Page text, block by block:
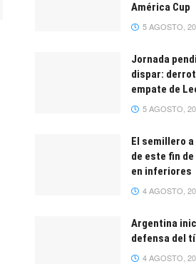
América Cup
5 AGOSTO,
Jornada
dispar:
empate de
5 AGOSTO,
El semillero
de este fin
en inferiores
4 AGOSTO,
Argentina
defensa del
4 AGOSTO,